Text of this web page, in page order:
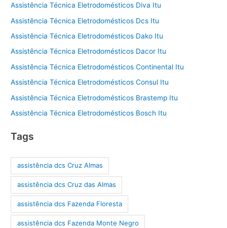
Assistência Técnica Eletrodomésticos Diva Itu
Assistência Técnica Eletrodomésticos Dcs Itu
Assistência Técnica Eletrodomésticos Dako Itu
Assistência Técnica Eletrodomésticos Dacor Itu
Assistência Técnica Eletrodomésticos Continental Itu
Assistência Técnica Eletrodomésticos Consul Itu
Assistência Técnica Eletrodomésticos Brastemp Itu
Assistência Técnica Eletrodomésticos Bosch Itu
Tags
assistência dcs Cruz Almas
assistência dcs Cruz das Almas
assistência dcs Fazenda Floresta
assistência dcs Fazenda Monte Negro